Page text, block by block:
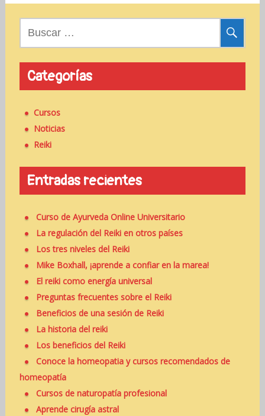
t
i
o
n
a
Categorías
Cursos
Noticias
Reiki
Entradas recientes
Curso de Ayurveda Online Universitario
La regulación del Reiki en otros países
Los tres niveles del Reiki
Mike Boxhall, ¡aprende a confiar en la marea!
El reiki como energía universal
Preguntas frecuentes sobre el Reiki
Beneficios de una sesión de Reiki
La historia del reiki
Los beneficios del Reiki
Conoce la homeopatia y cursos recomendados de
homeopatía
Cursos de naturopatía profesional
Aprende cirugía astral